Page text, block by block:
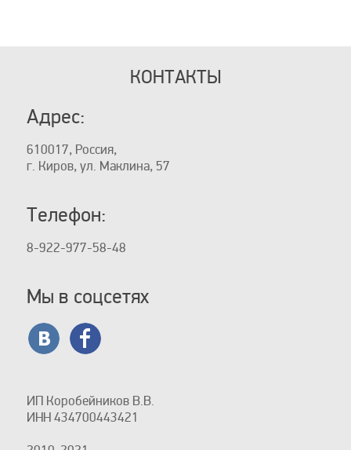
КОНТАКТЫ
Адрес:
610017, Россия,
г. Киров, ул. Маклина, 57
Телефон:
8-922-977-58-48
Мы в соцсетях
ИП Коробейников В.В.
ИНН 434700443421